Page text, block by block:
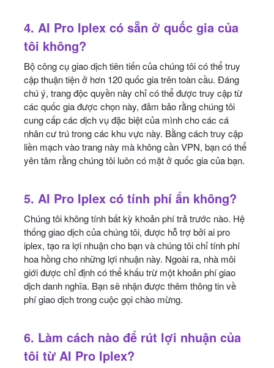
4. AI Pro Iplex có sẵn ở quốc gia của
tôi không?
Bộ công cụ giao dịch tiên tiến của chúng tôi có thể truy
cập thuận tiện ở hơn 120 quốc gia trên toàn cầu. Đáng
chú ý, trang độc quyền này chỉ có thể được truy cập từ
các quốc gia được chọn này, đảm bảo rằng chúng tôi
cung cấp các dịch vụ đặc biệt của mình cho các cá
nhân cư trú trong các khu vực này. Bằng cách truy cập
liền mạch vào trang này mà không cần VPN, bạn có thể
yên tâm rằng chúng tôi luôn có mặt ở quốc gia của bạn.
5. AI Pro Iplex có tính phí ẩn không?
Chúng tôi không tính bất kỳ khoản phí trả trước nào. Hệ
thống giao dịch của chúng tôi, được hỗ trợ bởi ai pro
iplex, tạo ra lợi nhuận cho bạn và chúng tôi chỉ tính phí
hoa hồng cho những lợi nhuận này. Ngoài ra, nhà môi
giới được chỉ định có thể khấu trừ một khoản phí giao
dịch danh nghĩa. Bạn sẽ nhận được thêm thông tin về
phí giao dịch trong cuộc gọi chào mừng.
6. Làm cách nào để rút lợi nhuận của
tôi từ AI Pro Iplex?